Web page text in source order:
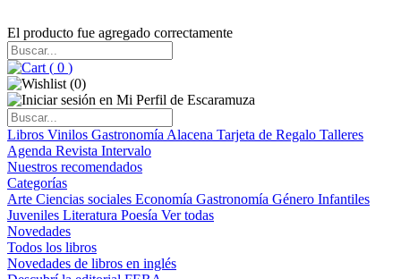
El producto fue agregado correctamente
( 0 )
(0)
Libros Vinilos Gastronomía Alacena Tarjeta de Regalo Talleres
Agenda Revista Intervalo
Nuestros recomendados
Categorías
Arte Ciencias sociales Economía Gastronomía Género Infantiles
Juveniles Literatura Poesía Ver todas
Novedades
Todos los libros
Novedades de libros en inglés